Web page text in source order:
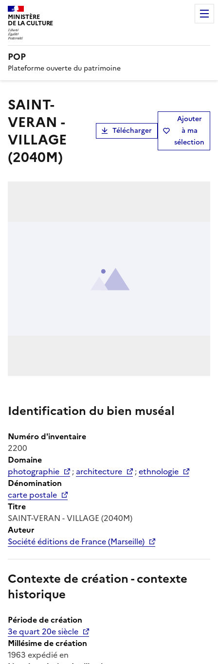
MINISTÈRE
DE LA CULTURE
POP
Plateforme ouverte du patrimoine
SAINT-
VERAN -
VILLAGE
(2040M)
Télécharger
Ajouter
à ma
sélection
Identification du bien muséal
Numéro d'inventaire
2200
Domaine
photographie
; architecture ;ethnologie
Dénomination
carte postale
Titre
SAINT-VERAN - VILLAGE (2040M)
Auteur
Société éditions de France (Marseille)
Contexte de création - contexte
historique
Période de création
3e quart 20e siècle
Millésime de création
1963 expédié en